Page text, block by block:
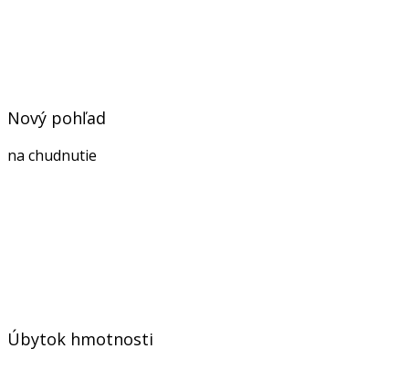
Nový pohľad
na chudnutie
Úbytok hmotnosti